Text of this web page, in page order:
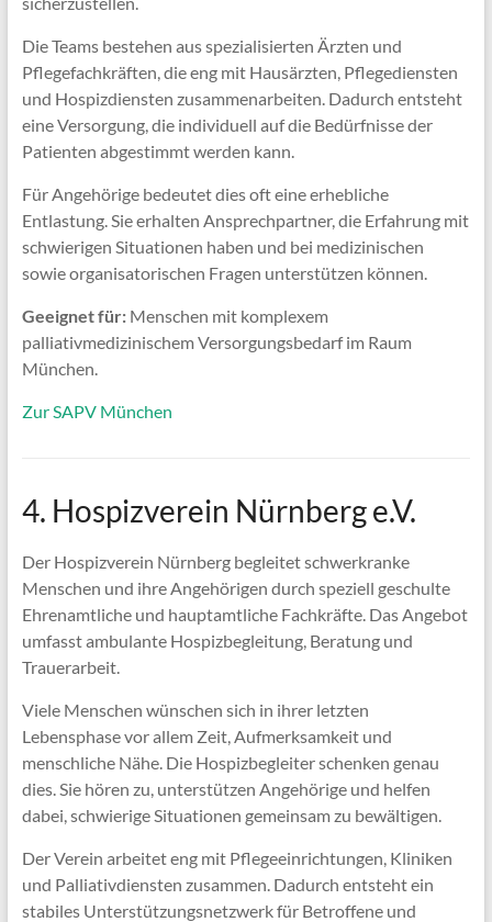
Die Teams bestehen aus spezialisierten Ärzten und
Pflegefachkräften, die eng mit Hausärzten, Pflegediensten
und Hospizdiensten zusammenarbeiten. Dadurch entsteht
eine Versorgung, die individuell auf die Bedürfnisse der
Patienten abgestimmt werden kann.
Für Angehörige bedeutet dies oft eine erhebliche
Entlastung. Sie erhalten Ansprechpartner, die Erfahrung mit
schwierigen Situationen haben und bei medizinischen
sowie organisatorischen Fragen unterstützen können.
Geeignet für:Menschen mit komplexem
palliativmedizinischem Versorgungsbedarf im Raum
München.
Zur SAPV München
4. Hospizverein Nürnberg e.V.
Der Hospizverein Nürnberg begleitet schwerkranke
Menschen und ihre Angehörigen durch speziell geschulte
Ehrenamtliche und hauptamtliche Fachkräfte. Das Angebot
umfasst ambulante Hospizbegleitung, Beratung und
Trauerarbeit.
Viele Menschen wünschen sich in ihrer letzten
Lebensphase vor allem Zeit, Aufmerksamkeit und
menschliche Nähe. Die Hospizbegleiter schenken genau
dies. Sie hören zu, unterstützen Angehörige und helfen
dabei, schwierige Situationen gemeinsam zu bewältigen.
Der Verein arbeitet eng mit Pflegeeinrichtungen, Kliniken
und Palliativdiensten zusammen. Dadurch entsteht ein
stabiles Unterstützungsnetzwerk für Betroffene und